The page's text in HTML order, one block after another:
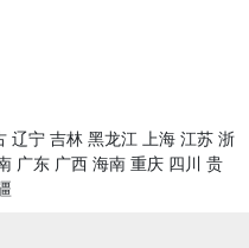
辽宁 吉林 黑龙江 上海 江苏 浙
广东 广西 海南 重庆 四川 贵